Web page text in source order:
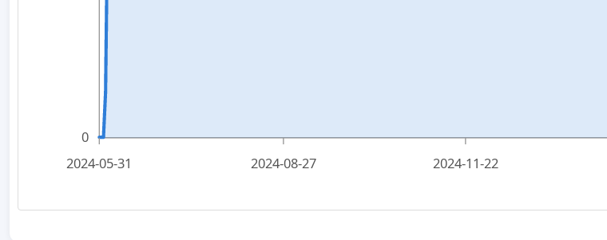
0
2024-05-31 2024-08-27 2024-11-22